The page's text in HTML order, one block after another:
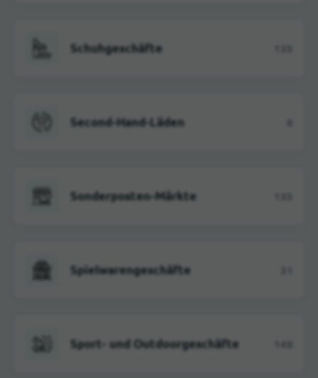
Schuhgeschäfte
Second-Hand-Läden 8
Sonderposten-Märkte
Spielwarengeschäfte
Sport- und Outdoorgeschäfte 148